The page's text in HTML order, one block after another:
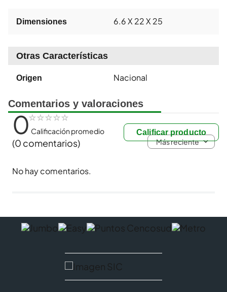
Dimensiones 6.6 X 22 X 25
Otras Características
Origen Nacional
Comentarios y valoraciones
Calificar producto
☆☆☆☆☆
0Calificación promedio
(0 comentarios) Más reciente
No hay comentarios.